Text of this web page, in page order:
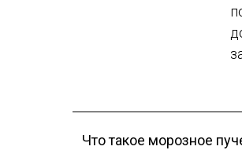
Что такое морозное